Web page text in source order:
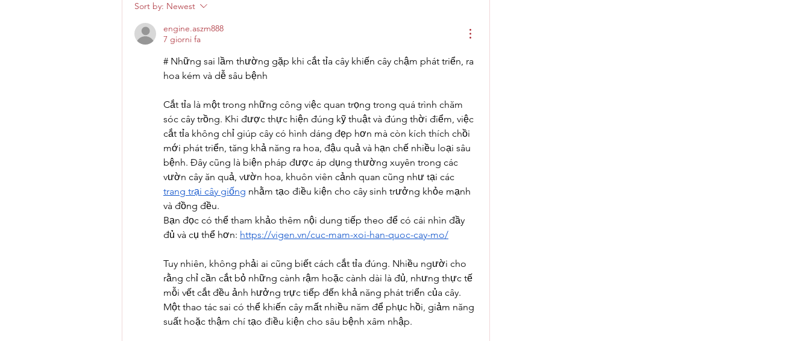
Sort by: Newest
engine.aszm888
7 giorni fa
# Những sai lầm thường gặp khi cắt tỉa cây khiến cây chậm phát triển, ra
hoa kém và dễ sâu bệnh
Cắt tỉa là một trong những công việc quan trọng trong quá trình chăm
sóc cây trồng. Khi được thực hiện đúng kỹ thuật và đúng thời điểm, việc
cắt tỉa không chỉ giúp cây có hình dáng đẹp hơn mà còn kích thích chồi
mới phát triển, tăng khả năng ra hoa, đậu quả và hạn chế nhiều loại sâu
bệnh. Đây cũng là biện pháp được áp dụng thường xuyên trong các
trang trại cây giống nhằm tạo điều kiện cho cây sinh trưởng khỏe mạnh
và đồng đều.
Bạn đọc có thể tham khảo thêm nội dung tiếp theo để có cái nhìn đầy
đủ và cụ thể hơn: https://vigen.vn/cuc-mam-xoi-han-quoc-cay-mo/
Tuy nhiên, không phải ai cũng biết cách cắt tỉa đúng. Nhiều người cho
rằng chỉ cần cắt bỏ những cành rậm hoặc cành dài là đủ, nhưng thực tế
mỗi vết cắt đều ảnh hưởng trực tiếp đến khả năng phát triển của cây.
Một thao tác sai có thể khiến cây mất nhiều năm để phục hồi, giảm năng
suất hoặc thậm chí tạo điều kiện cho sâu bệnh xâm nhập.